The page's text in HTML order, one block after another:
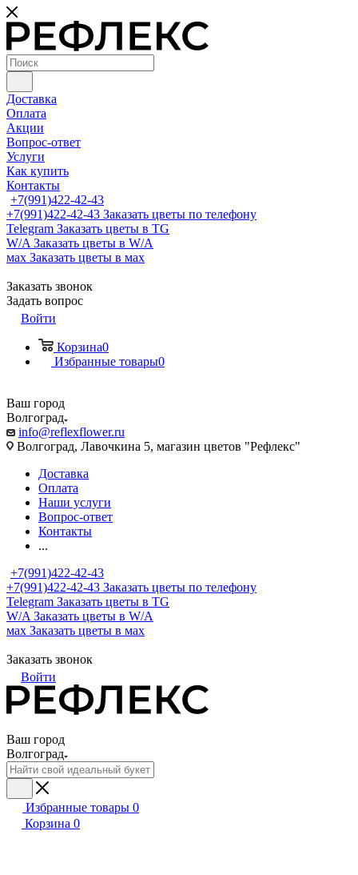
Доставка
Оплата
Акции
Вопрос-ответ
Услуги
Как купить
Контакты
+7(991)422-42-43
+7(991)422-42-43 Заказать цветы по телефону
Telegram Заказать цветы в TG
W/A Заказать цветы в W/A
мах Заказать цветы в мах
Заказать звонок
Задать вопрос
Войти
Корзина0
Избранные товары0
Ваш город
Волгоград
info@reflexflower.ru
Волгоград, Лавочкина 5, магазин цветов "Рефлекс"
Доставка
Оплата
Наши услуги
Вопрос-ответ
Контакты
...
+7(991)422-42-43
+7(991)422-42-43 Заказать цветы по телефону
Telegram Заказать цветы в TG
W/A Заказать цветы в W/A
мах Заказать цветы в мах
Заказать звонок
Войти
Ваш город
Волгоград
Избранные товары 0
Корзина 0